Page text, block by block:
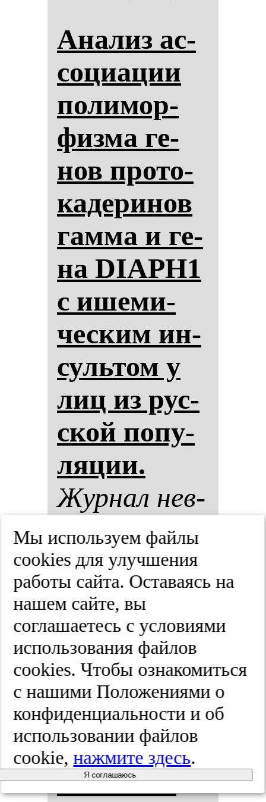
Ана­лиз ас­
со­ци­ации
по­ли­мор­
физ­ма ге­
нов про­то­
ка­де­ри­нов
гам­ма и ге­
на DIAPH1
с ише­ми­
чес­ким ин­
суль­том у
лиц из рус­
ской по­пу­
ля­ции.
Жур­нал нев­
ро­ло­гии и
пси­хи­ат­рии
им. С.С.
Кор­са­ко­ва.
Спец­вы­пус­
ки.
2025;(8-2):74-80
По­вы­ше­
Мы используем файлы
cооkies для улучшения
работы сайта. Оставаясь на
нашем сайте, вы
соглашаетесь с условиями
использования файлов
cооkies. Чтобы ознакомиться
с нашими Положениями о
конфиденциальности и об
использовании файлов
cookie,нажмите здесь.
Я соглашаюсь